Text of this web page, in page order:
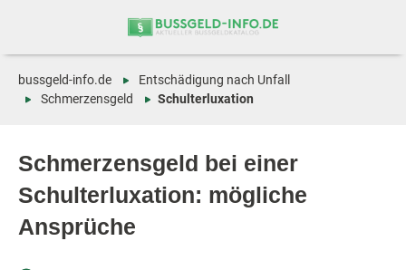
Schmerzensgeld bei einer
Schulterluxation: mögliche
Ansprüche
bussgeld-info.de
Entschädigung nach Unfall
Schmerzensgeld
Schulterluxation